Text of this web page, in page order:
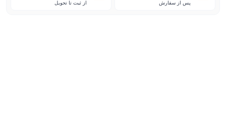
پس از سفارش
از ثبت تا تحویل